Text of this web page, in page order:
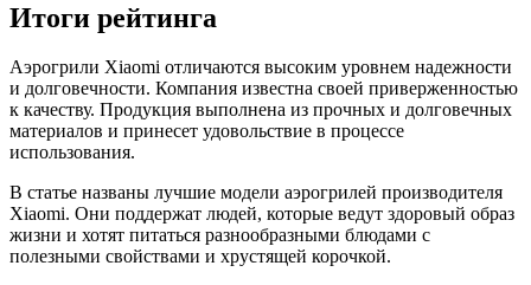
Итоги рейтинга
Аэрогрили Xiaomi отличаются высоким уровнем надежности
и долговечности. Компания известна своей приверженностью
к качеству. Продукция выполнена из прочных и долговечных
материалов и принесет удовольствие в процессе
использования.
В статье названы лучшие модели аэрогрилей производителя
Xiaomi. Они поддержат людей, которые ведут здоровый образ
жизни и хотят питаться разнообразными блюдами с
полезными свойствами и хрустящей корочкой.